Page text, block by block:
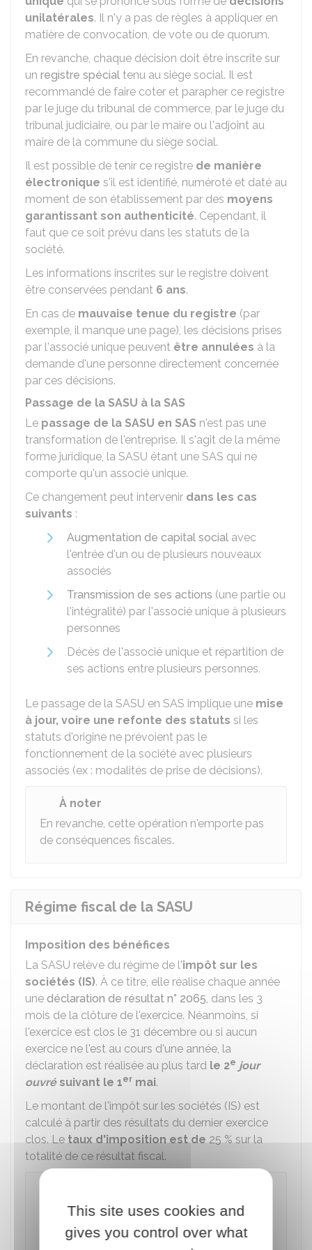
unilatérales. Il n'y a pas de règles à appliquer en
matière de convocation, de vote ou de quorum.
En revanche, chaque décision doit être inscrite sur
un registre spécial tenu au siège social. Il est
recommandé de faire coter et parapher ce registre
par le juge du tribunal de commerce, par le juge du
tribunal judiciaire, ou par le maire ou l'adjoint au
maire de la commune du siège social.
Il est possible de tenir ce registre de manière
électronique s'il est identifié, numéroté et daté au
moment de son établissement par des moyens
garantissant son authenticité. Cependant, il
faut que ce soit prévu dans les statuts de la
société.
Les informations inscrites sur le registre doivent
être conservées pendant 6 ans.
En cas de mauvaise tenue du registre (par
exemple, il manque une page), les décisions prises
par l'associé unique peuvent être annulées à la
demande d'une personne directement concernée
par ces décisions.
Passage de la SASU à la SAS
Le passage de la SASU en SAS n'est pas une
transformation de l'entreprise. Il s'agit de la même
forme juridique, la SASU étant une SAS qui ne
comporte qu'un associé unique.
Ce changement peut intervenir dans les cas
suivants :
Augmentation de capital social avec
l'entrée d'un ou de plusieurs nouveaux
associés
Transmission de ses actions (une partie ou
l'intégralité) par l'associé unique à plusieurs
personnes
Décès de l'associé unique et répartition de
ses actions entre plusieurs personnes.
Le passage de la SASU en SAS implique une mise
à jour, voire une refonte des statuts si les
statuts d'origine ne prévoient pas le
fonctionnement de la société avec plusieurs
associés (ex : modalités de prise de décisions).
À noter
En revanche, cette opération n'emporte pas
de conséquences fiscales.
Régime fiscal de la SASU
Imposition des bénéfices
La SASU relève du régime de l'impôt sur les
sociétés (IS). À ce titre, elle réalise chaque année
une déclaration de résultat n° 2065, dans les 3
mois de la clôture de l'exercice. Néanmoins, si
l'exercice est clos le 31 décembre ou si aucun
exercice ne l'est au cours d'une année, la
déclaration est réalisée au plus tard le 2e jour
ouvrésuivant le 1er mai.
Le montant de l'impôt sur les sociétés (IS) est
calculé à partir des résultats du dernier exercice
clos. Letaux d'imposition est de 25 %sur la
totalité de ce résultat fiscal.
taux réduit de 15 % s'applique aux
petites et moyennes entreprises qui réalisent
un chiffre d'affaires hors taxes n'excédant pas
This site uses cookies and
gives you control over what